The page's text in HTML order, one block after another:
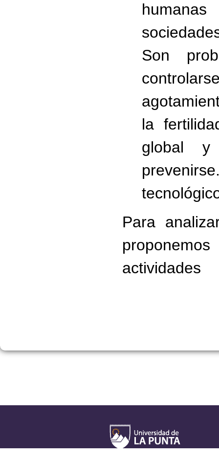
Son
la
global y
Para
actividades